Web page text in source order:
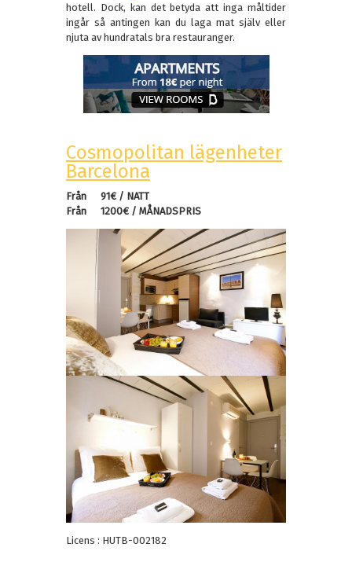
hotell. Dock, kan det betyda att inga måltider
ingår så antingen kan du laga mat själv eller
njuta av hundratals bra restauranger.
Cosmopolitan lägenheter
Barcelona
Från 91€ / NATT
Från
1200€ / MÅNADSPRIS
Licens : HUTB-002182